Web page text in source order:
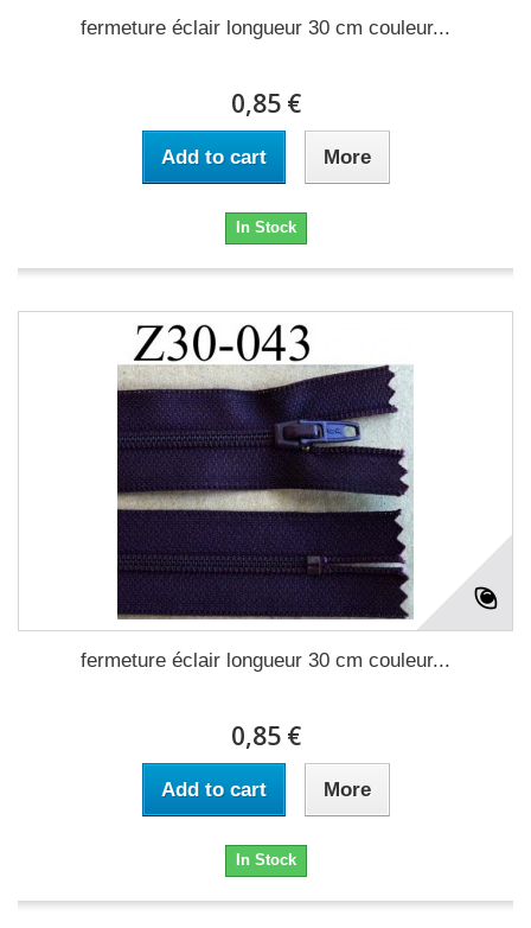
fermeture éclair longueur 30 cm couleur...
0,85 €
Add to cart More
In Stock
fermeture éclair longueur 30 cm couleur...
0,85 €
Add to cart More
In Stock